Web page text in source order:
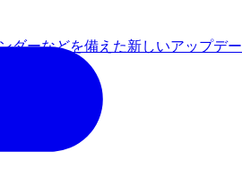
ーなどを備えた新しいアップデー